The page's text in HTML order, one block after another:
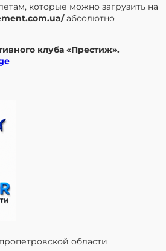
которые можно загрузить на
абсолютно
клуба «Престиж».
области